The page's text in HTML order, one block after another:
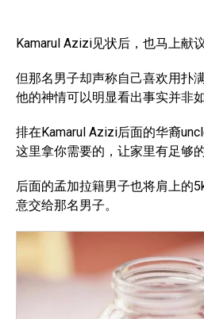
Kamarul Azizi见状后，也马上献
但那名男子却声称自己喜欢用扑
他的神情可以明显看出事实并非如
排在Kamarul Azizi后面的华裔
这里拿你需要的，让家里有足够
后面的孟加拉籍男子也将肩上的
意交给那名男子。